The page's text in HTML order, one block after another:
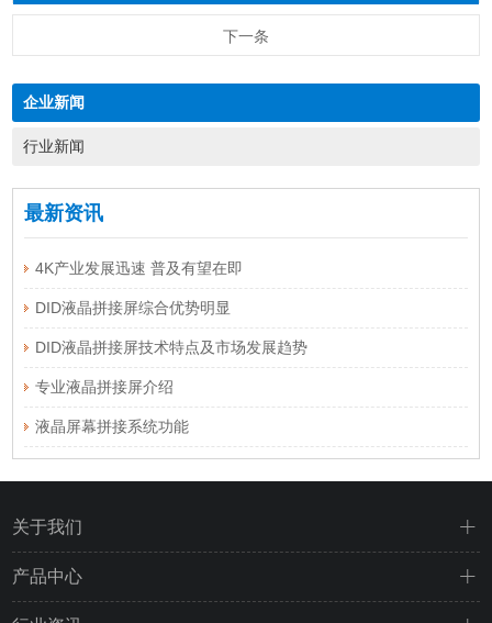
下一条
企业新闻
行业新闻
最新资讯
4K产业发展迅速 普及有望在即
DID液晶拼接屏综合优势明显
DID液晶拼接屏技术特点及市场发展趋势
专业液晶拼接屏介绍
液晶屏幕拼接系统功能
关于我们
产品中心